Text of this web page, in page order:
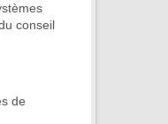
conseil
de